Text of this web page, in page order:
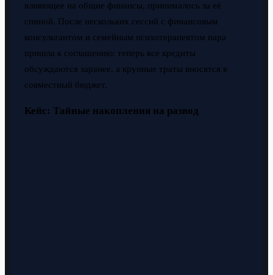
влияющее на общие финансы, принималось за её
спиной. После нескольких сессий с финансовым
консультантом и семейным психотерапевтом пара
пришла к соглашению: теперь все кредиты
обсуждаются заранее, а крупные траты вносятся в
совместный бюджет.
Кейс: Тайные накопления на развод